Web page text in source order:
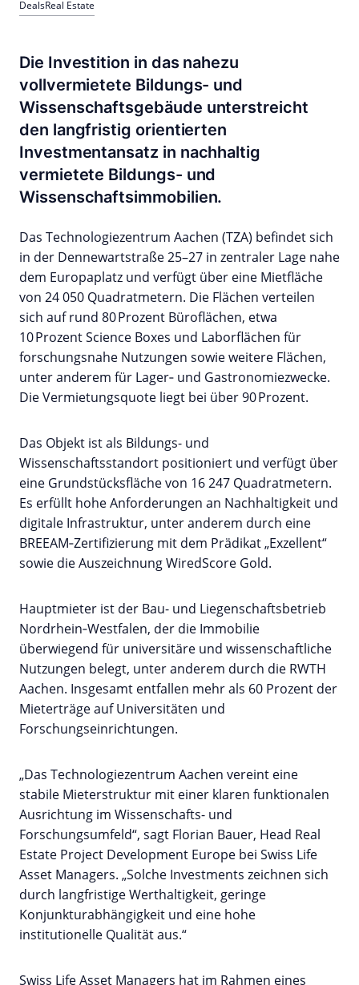
DealsReal Estate
Die Investition in das nahezu
vollvermietete Bildungs- und
Wissenschaftsgebäude unterstreicht
den langfristig orientierten
Investmentansatz in nachhaltig
vermietete Bildungs- und
Wissenschaftsimmobilien.
Das Technologiezentrum Aachen (TZA) befindet sich
in der Dennewartstraße 25–27 in zentraler Lage nahe
dem Europaplatz und verfügt über eine Mietfläche
von 24 050 Quadratmetern. Die Flächen verteilen
sich auf rund 80Prozent Büroflächen, etwa
10 Prozent Science Boxes und Laborflächen für
forschungsnahe Nutzungen sowie weitere Flächen,
unter anderem für Lager‑ und Gastronomiezwecke.
Die Vermietungsquote liegt bei über 90 Prozent.
Das Objekt ist als Bildungs- und
Wissenschaftsstandort positioniert und verfügt über
eine Grundstücksfläche von 16 247 Quadratmetern.
Es erfüllt hohe Anforderungen an Nachhaltigkeit und
digitale Infrastruktur, unter anderem durch eine
BREEAM‑Zertifizierung mit dem Prädikat „Exzellent“
sowie die Auszeichnung WiredScore Gold.
Hauptmieter ist der Bau- und Liegenschaftsbetrieb
Nordrhein‑Westfalen, der die Immobilie
überwiegend für universitäre und wissenschaftliche
Nutzungen belegt, unter anderem durch die RWTH
Aachen. Insgesamt entfallen mehr als 60 Prozent der
Mieterträge auf Universitäten und
Forschungseinrichtungen.
„Das Technologiezentrum Aachen vereint eine
stabile Mieterstruktur mit einer klaren funktionalen
Ausrichtung im Wissenschafts- und
Forschungsumfeld“, sagt Florian Bauer, Head Real
Estate Project Development Europe bei Swiss Life
Asset Managers. „Solche Investments zeichnen sich
durch langfristige Werthaltigkeit, geringe
Konjunkturabhängigkeit und eine hohe
institutionelle Qualität aus.“
Swiss Life Asset Managers hat im Rahmen eines